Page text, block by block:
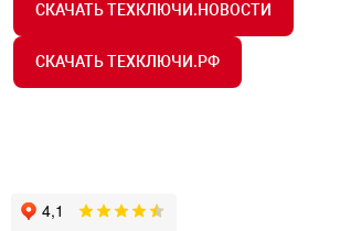
СКАЧАТЬ ТЕХКЛЮЧИ.НОВОСТИ
СКАЧАТЬ ТЕХКЛЮЧИ.РФ